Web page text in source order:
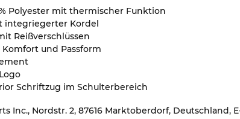
Polyester mit thermischer Funktion
integriegerter Kordel
Reißverschlüssen
und Passform
Schriftzug im Schulterbereich
Inc., Nordstr. 2, 87616 Marktoberdorf, Deutschland,